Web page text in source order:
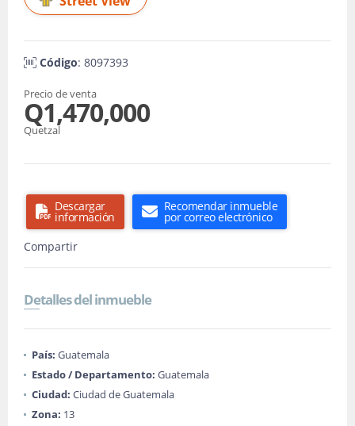
Código: 8097393
Precio de venta
Q1,470,000
Quetzal
Descargar
información
Recomendar inmueble
por correo electrónico
Compartir
Detalles del inmueble
País: Guatemala
Estado / Departamento: Guatemala
Ciudad: Ciudad de Guatemala
Zona: 13